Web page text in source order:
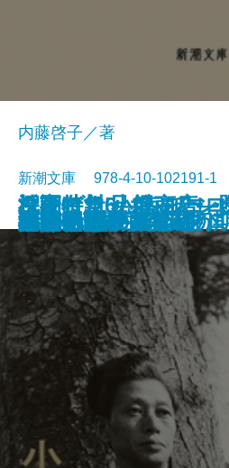
毒母ですが、なにか
ゴッホの手紙
祇園白川 小堀商店
ピ
深夜特急5―トルコ
地中海―
深夜特急6―南ヨー
ドン―
わかって下さい
鏡館の殺人
コンビニ兄弟―テン
こがね村店―
百年泥
枕詞はサッちゃん―
人、父・阪田寛夫の
内藤啓子／著
新潮文庫 978-4-10-102191-
批評家失格―新編初
忍びたちの本能寺
カネと共に去りぬ
棲月―隠蔽捜査7―
めぐみ園の夏
路地の子
深夜特急3―インド
深夜特急4―シルク
老人と海
小公子